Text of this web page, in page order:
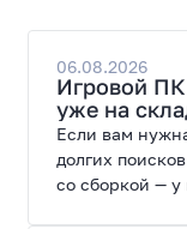
06.08.2026
Игровой ПК
уже на
Если вам
долгих
со сборкой — у